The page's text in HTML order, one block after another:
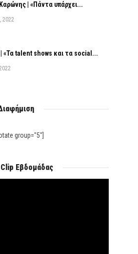
Καρώνης | «Πάντα υπάρχει...
2022
«Τα talent shows και τα social...
group="5"]
Εβδομάδας